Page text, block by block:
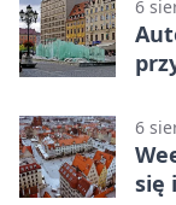
6
6
się